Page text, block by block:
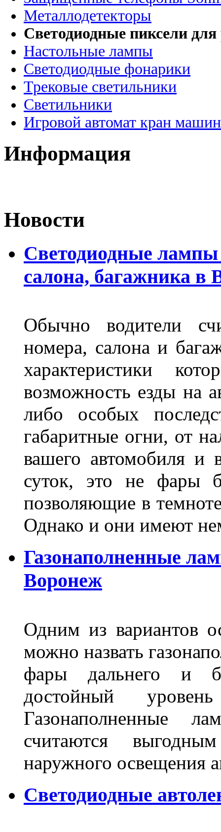
Металлодетекторы
Светодиодные пиксели
Настольные лампы
Светодиодные фонарики
Трековые светильники
Светильники
Игровой автомат кран
Информация
Новости
Светодиодные лампы
салона, багажника в
Обычно водители
номера, салона и
характеристики
возможность езды на
либо особых
габаритные огни, от
вашего автомобиля и
суток, это не фары
позволяющие в
Однако и они имеют
Газонаполненные
Воронеж
Одним из вариантов
можно назвать
фары дальнего и
достойный
Газонаполненные
считаются
наружного освещения
Светодиодные